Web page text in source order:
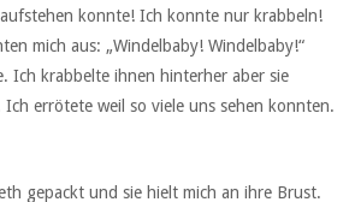
konnte! Ich konnte nur krabbeln!
mich aus: „Windelbaby! Windelbaby!“
Ich krabbelte ihnen hinterher aber sie
Ich errötete weil so viele uns sehen konnten.
gepackt und sie hielt mich an ihre Brust.